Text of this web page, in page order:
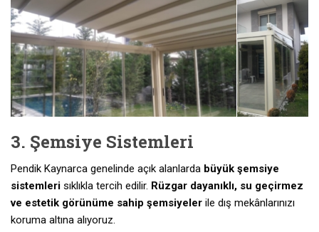
3. Şemsiye Sistemleri
Pendik Kaynarca genelinde açık alanlarda büyük şemsiye
sistemleri sıklıkla tercih edilir. Rüzgar dayanıklı, su geçirmez
ve estetik görünüme sahip şemsiyeler ile dış mekânlarınızı
koruma altına alıyoruz.